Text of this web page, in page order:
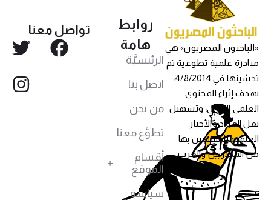
«الباحثون المصريون» هي
مبادرة علمية تطوعية تم
تدشينها في 4/8/2014،
بهدف إثراء المحتوى
العلمي العربي، وتسهيل
نقل المواد والأخبار
العلمية للمهتمين بها
من المصريين والعرب،
روابط
هامة
الرئيسيَّة
اتصل بنا
من نحن
تطوَّع معنا
أقسام
الموقع
سياسة
تواصل معنا